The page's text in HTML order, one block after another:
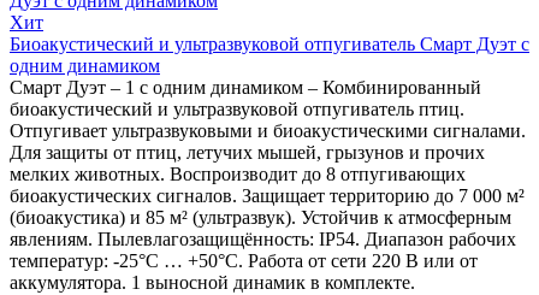
Хит
Биоакустический и ультразвуковой отпугиватель Смарт Дуэт с
одним динамиком
Смарт Дуэт – 1 с одним динамиком – Комбинированный
биоакустический и ультразвуковой отпугиватель птиц.
Отпугивает ультразвуковыми и биоакустическими сигналами.
Для защиты от птиц, летучих мышей, грызунов и прочих
мелких животных. Воспроизводит до 8 отпугивающих
биоакустических сигналов. Защищает территорию до 7 000 м²
(биоакустика) и 85 м² (ультразвук). Устойчив к атмосферным
явлениям. Пылевлагозащищённость: IP54. Диапазон рабочих
температур: -25°C … +50°C. Работа от сети 220 В или от
аккумулятора. 1 выносной динамик в комплекте.